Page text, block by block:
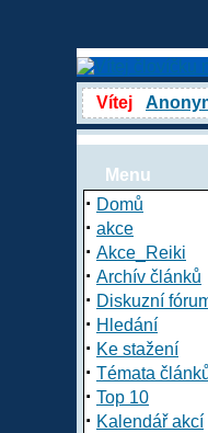
Vítej
Menu
· Domů
· akce
· Akce_Reiki
· Archív článků
· Diskuzní
· Hledání
· Ke stažení
· Témata
· Top 10
· Kalendář akcí